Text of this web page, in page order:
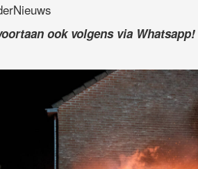
ook volgens via Whatsapp!